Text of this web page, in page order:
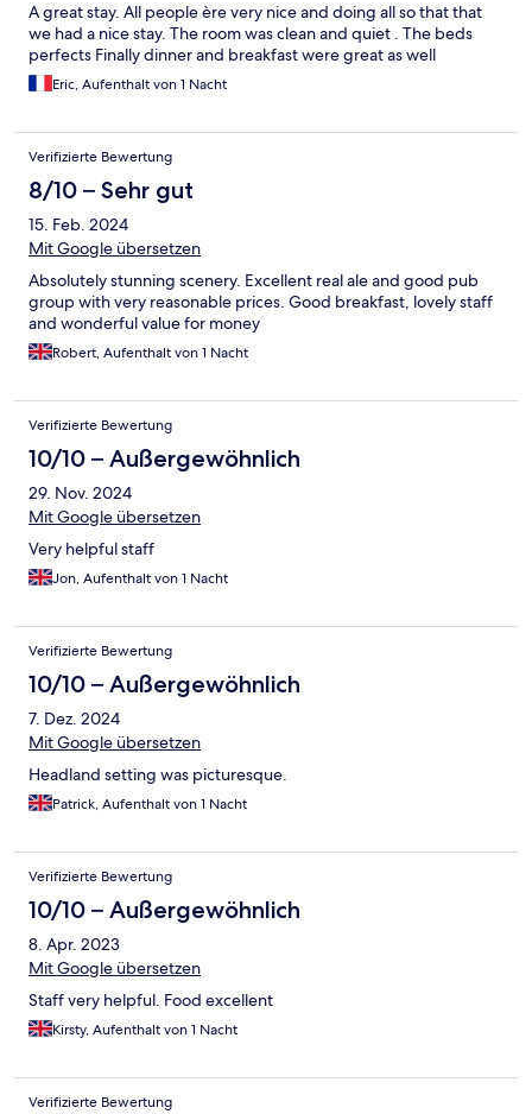
A great stay. All people ère very nice and doing all so that that
we had a nice stay. The room was clean and quiet . The beds
perfects Finally dinner and breakfast were great as well
Eric, Aufenthalt von 1 Nacht
Verifizierte Bewertung
8/10 – Sehr gut
15. Feb. 2024
Mit Google übersetzen
Absolutely stunning scenery. Excellent real ale and good pub
group with very reasonable prices. Good breakfast, lovely staff
and wonderful value for money
Robert, Aufenthalt von 1 Nacht
Verifizierte Bewertung
10/10 – Außergewöhnlich
29. Nov. 2024
Mit Google übersetzen
Very helpful staff
Jon, Aufenthalt von 1 Nacht
Verifizierte Bewertung
10/10 – Außergewöhnlich
7. Dez. 2024
Mit Google übersetzen
Headland setting was picturesque.
Patrick, Aufenthalt von 1 Nacht
Verifizierte Bewertung
10/10 – Außergewöhnlich
8. Apr. 2023
Mit Google übersetzen
Staff very helpful. Food excellent
Kirsty, Aufenthalt von 1 Nacht
Verifizierte Bewertung